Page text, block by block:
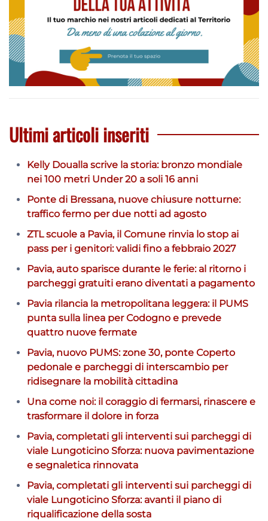
Ultimi articoli inseriti
Kelly Doualla scrive la storia: bronzo mondiale
nei 100 metri Under 20 a soli 16 anni
Ponte di Bressana, nuove chiusure notturne:
traffico fermo per due notti ad agosto
ZTL scuole a Pavia, il Comune rinvia lo stop ai
pass per i genitori: validi fino a febbraio 2027
Pavia, auto sparisce durante le ferie: al ritorno i
parcheggi gratuiti erano diventati a pagamento
Pavia rilancia la metropolitana leggera: il PUMS
punta sulla linea per Codogno e prevede
quattro nuove fermate
Pavia, nuovo PUMS: zone 30, ponte Coperto
pedonale e parcheggi di interscambio per
ridisegnare la mobilità cittadina
Una come noi: il coraggio di fermarsi, rinascere e
trasformare il dolore in forza
Pavia, completati gli interventi sui parcheggi di
viale Lungoticino Sforza: nuova pavimentazione
e segnaletica rinnovata
Pavia, completati gli interventi sui parcheggi di
viale Lungoticino Sforza: avanti il piano di
riqualificazione della sosta